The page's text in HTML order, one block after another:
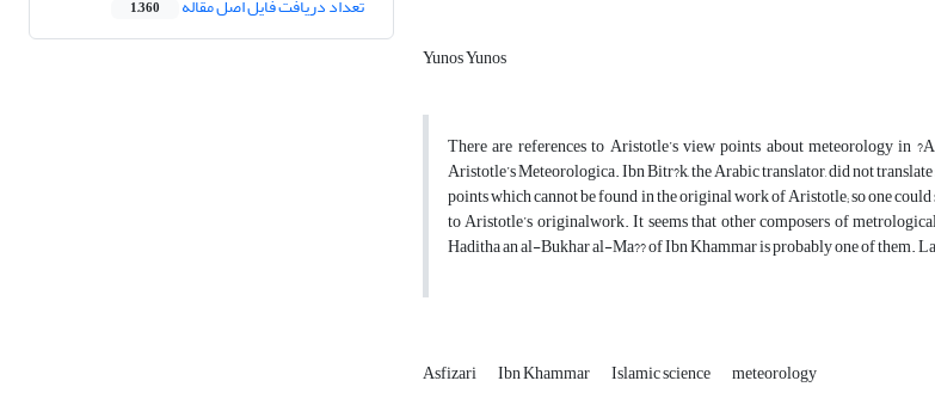
Yunos Yunos
There are references to Aristotle’s view points about meteorology in
Aristotle’s Meteorologica. Ibn Bitr?k, the Arabic translator, did not
points which cannot be found in the original work of Aristotle; so one
to Aristotle’s originalwork. It seems that other composers of
Haditha an al-Bukhar al-Ma?? of Ibn Khammar is probably one of
Asfizari Ibn Khammar Islamic science meteorology
تعداد دریافت فایل اصل مقاله 1,360